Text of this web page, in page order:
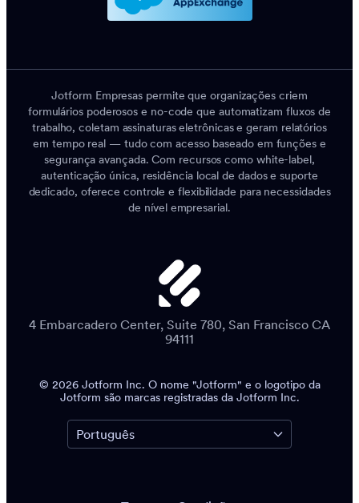
Jotform Empresas permite que organizações criem
formulários poderosos e no-code que automatizam fluxos de
trabalho, coletam assinaturas eletrônicas e geram relatórios
em tempo real — tudo com acesso baseado em funções e
segurança avançada. Com recursos como white-label,
autenticação única, residência local de dados e suporte
dedicado, oferece controle e flexibilidade para necessidades
de nível empresarial.
4 Embarcadero Center, Suite 780, San Francisco CA
94111
© 2026 Jotform Inc. O nome "Jotform" e o logotipo da
Jotform são marcas registradas da Jotform Inc.